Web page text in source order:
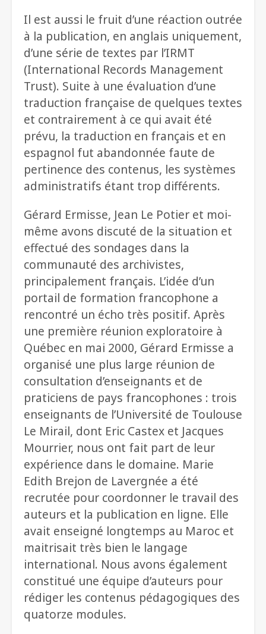
Il est aussi le fruit d’une réaction outrée
à la publication, en anglais uniquement,
d’une série de textes par l’IRMT
(International Records Management
Trust). Suite à une évaluation d’une
traduction française de quelques textes
et contrairement à ce qui avait été
prévu, la traduction en français et en
espagnol fut abandonnée faute de
pertinence des contenus, les systèmes
administratifs étant trop différents.
Gérard Ermisse, Jean Le Potier et moi-
même avons discuté de la situation et
effectué des sondages dans la
communauté des archivistes,
principalement français. L’idée d’un
portail de formation francophone a
rencontré un écho très positif. Après
une première réunion exploratoire à
Québec en mai 2000, Gérard Ermisse a
organisé une plus large réunion de
consultation d’enseignants et de
praticiens de pays francophones : trois
enseignants de l’Université de Toulouse
Le Mirail, dont Eric Castex et Jacques
Mourrier, nous ont fait part de leur
expérience dans le domaine. Marie
Edith Brejon de Lavergnée a été
recrutée pour coordonner le travail des
auteurs et la publication en ligne. Elle
avait enseigné longtemps au Maroc et
maitrisait très bien le langage
international. Nous avons également
constitué une équipe d’auteurs pour
rédiger les contenus pédagogiques des
quatorze modules.